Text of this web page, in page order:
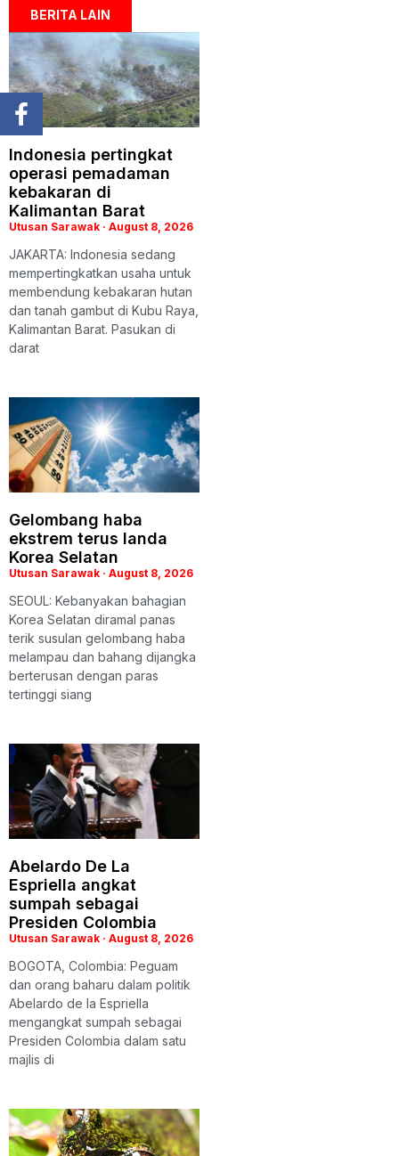
BERITA LAIN
Indonesia pertingkat
operasi pemadaman
kebakaran di
Kalimantan Barat
Utusan Sarawak August 8, 2026
JAKARTA: Indonesia sedang
mempertingkatkan usaha untuk
membendung kebakaran hutan
dan tanah gambut di Kubu Raya,
Kalimantan Barat. Pasukan di
darat
Gelombang haba
ekstrem terus landa
Korea Selatan
Utusan Sarawak August 8, 2026
SEOUL: Kebanyakan bahagian
Korea Selatan diramal panas
terik susulan gelombang haba
melampau dan bahang dijangka
berterusan dengan paras
tertinggi siang
Abelardo De La
Espriella angkat
sumpah sebagai
Presiden Colombia
Utusan Sarawak August 8, 2026
BOGOTA, Colombia: Peguam
dan orang baharu dalam politik
Abelardo de la Espriella
mengangkat sumpah sebagai
Presiden Colombia dalam satu
majlis di